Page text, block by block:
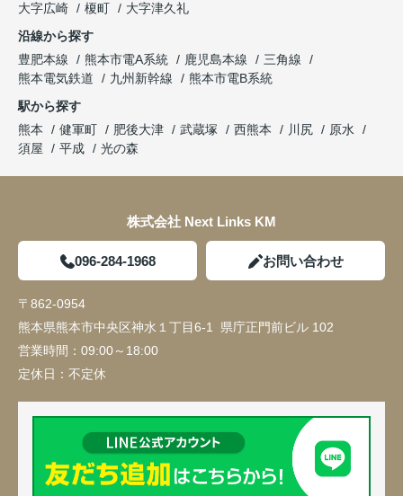
大字広崎
榎町
大字津久礼
沿線から探す
豊肥本線
熊本市電A系統 鹿児島本線
三角線
熊本電気鉄道
九州新幹線
熊本市電B系統
駅から探す
熊本
健軍町 肥後大津 武蔵塚 西熊本 川尻
原水
須屋
平成 光の森
株式会社 Next Links KM
096-284-1968 お問い合わせ
〒862-0954
熊本県熊本市中央区神水１丁目6-1 県庁正門前ビル 102
営業時間： 09:00～18:00
定休日： 不定休